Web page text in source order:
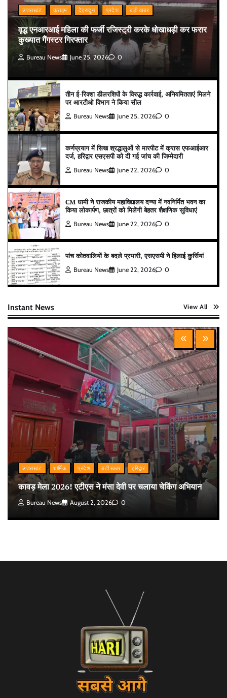
उत्तराखंड क्राइम देहरादून प्रदेश बड़ी खबर
वृद्ध एनआरआई महिला की फर्जी रजिस्ट्री करके धोखाधड़ी कर फरार
कुख्यात गैंगस्टर गिरफ्तार
Bureau News June 25, 2026 0
तीन ई-रिक्शा डीलरशिपों के विरुद्ध कार्रवाई, अनियमितताएं मिलने
पर आरटीओ विभाग ने किया सील
Bureau News June 25, 2026 0
कर्णप्रयाग में सिख श्रद्धालुओं से मारपीट में क्रास एफआईआर
दर्ज, हरिद्वार एसएसपी को दी गई जांच की जिम्मेदारी
Bureau News June 22, 2026 0
CM धामी ने राजकीय महाविद्यालय दन्या में नवनिर्मित भवन का
किया लोकार्पण, छात्रों को मिलेंगी बेहतर शैक्षणिक सुविधाएं
Bureau News June 22, 2026 0
पांच कोतवालियों के बदले प्रभारी, एसएसपी ने हिलाई कुर्सियां
Bureau News June 22, 2026 0
Instant News View All
उत्तराखंड धार्मिक प्रदेश बड़ी खबर हरिद्वार
कावड़ मेला 2026! एटीएस ने मंसा देवी पर चलाया चेकिंग अभियान
Bureau News August 2, 2026 0